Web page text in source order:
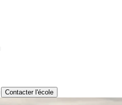
Contacter l'école